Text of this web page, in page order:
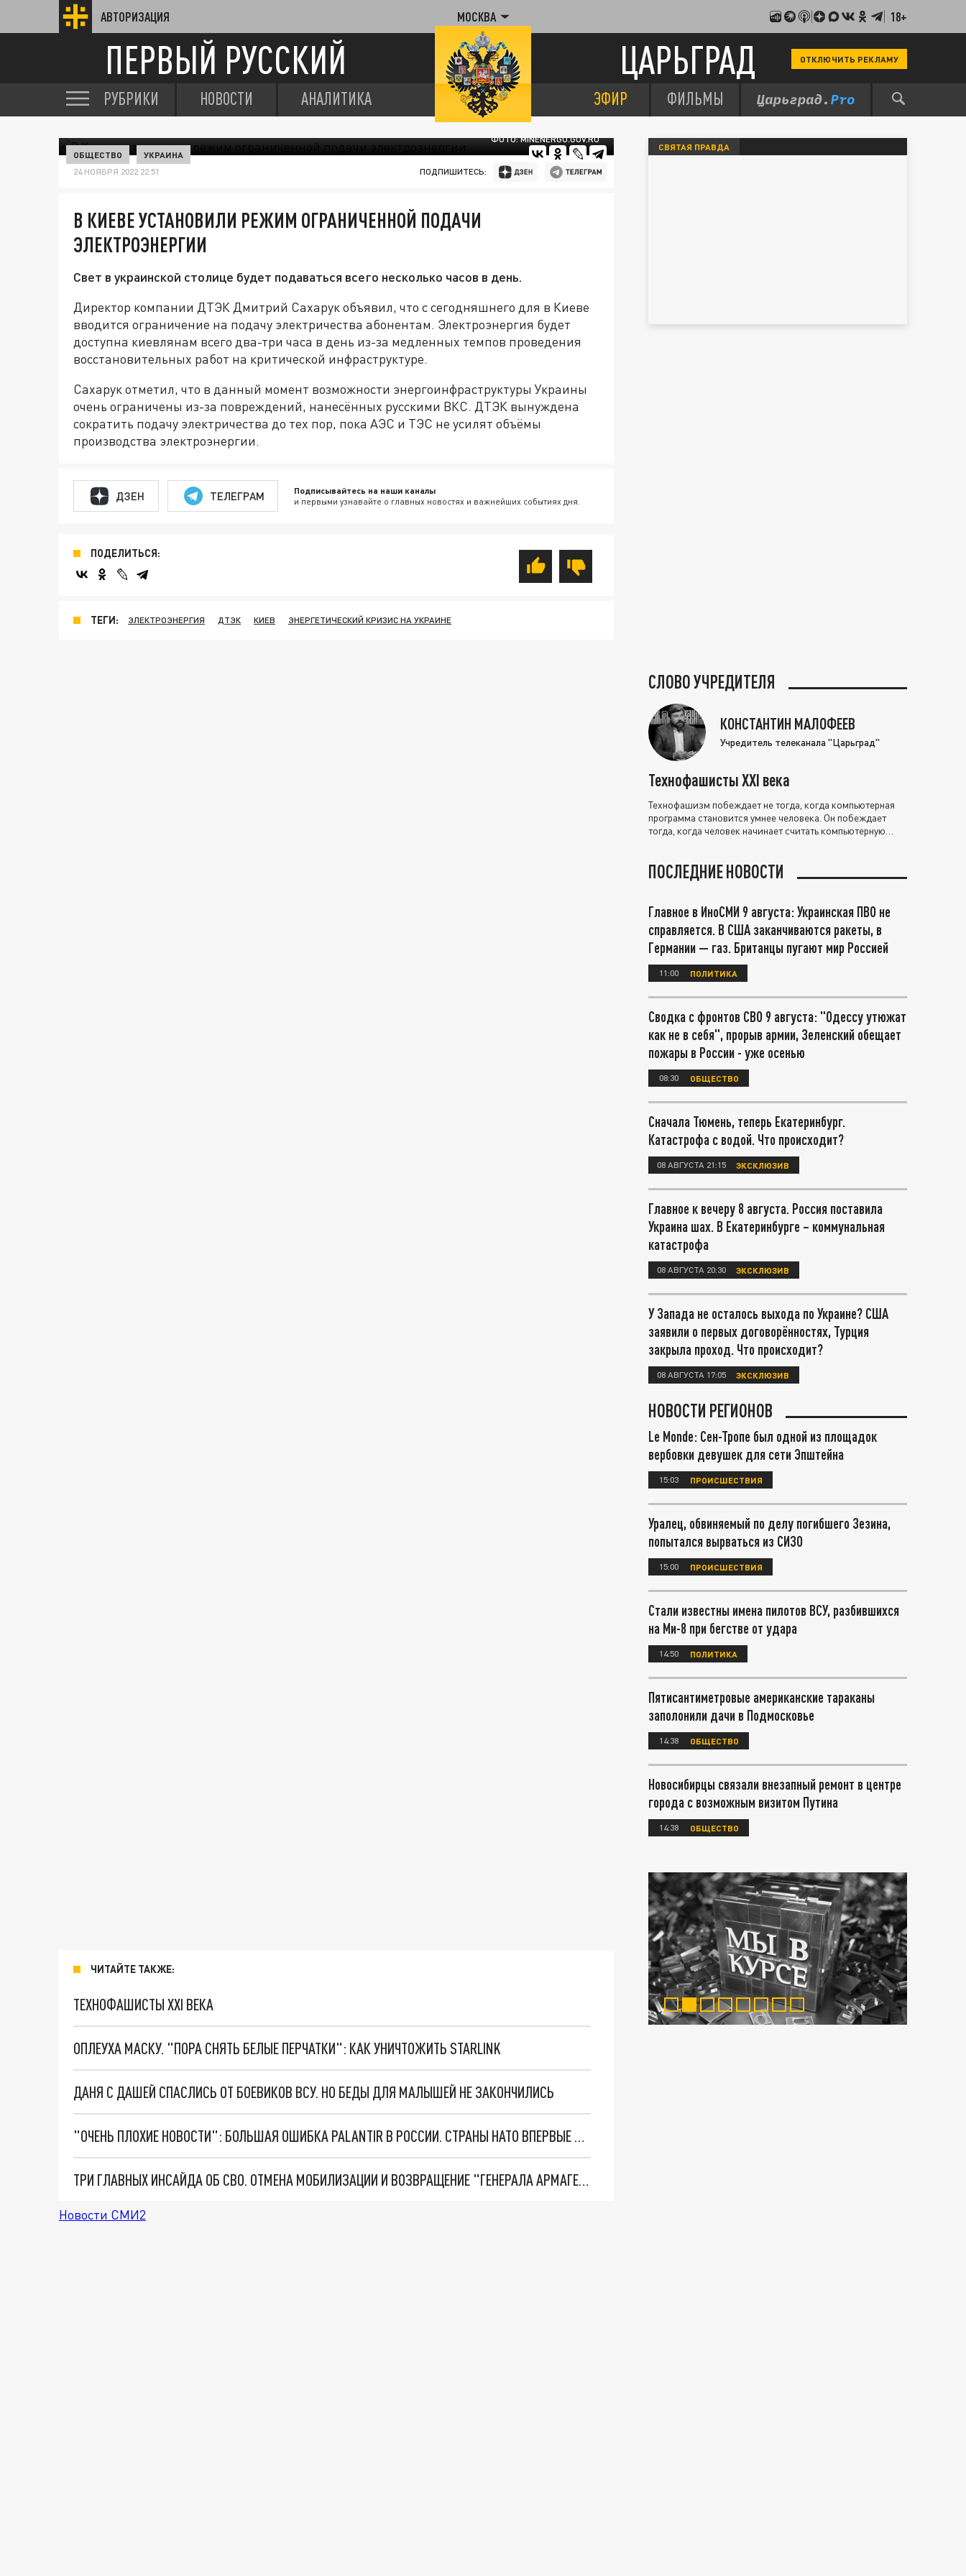
АВТОРИЗАЦИЯ МОСКВА 18+
ПЕРВЫЙ РУССКИЙ ЦАРЬГРАД ОТКЛЮЧИТЬ РЕКЛАМУ
РУБРИКИ НОВОСТИ АНАЛИТИКА ЭФИР ФИЛЬМЫ
ФОТО: MINENERGO.GOV.RU
ОБЩЕСТВО УКРАИНА
24 НОЯБРЯ 2022 22:51 ПОДПИШИТЕСЬ:
В КИЕВЕ УСТАНОВИЛИ РЕЖИМ ОГРАНИЧЕННОЙ ПОДАЧИ
ЭЛЕКТРОЭНЕРГИИ
Свет в украинской столице будет подаваться всего несколько часов в день.
Директор компании ДТЭК Дмитрий Сахарук объявил, что с сегодняшнего для в Киеве
вводится ограничение на подачу электричества абонентам. Электроэнергия будет
доступна киевлянам всего два-три часа в день из-за медленных темпов проведения
восстановительных работ на критической инфраструктуре.
Сахарук отметил, что в данный момент возможности энергоинфраструктуры Украины
очень ограничены из-за повреждений, нанесённых русскими ВКС. ДТЭК вынуждена
сократить подачу электричества до тех пор, пока АЭС и ТЭС не усилят объёмы
производства электроэнергии.
ДЗЕН ТЕЛЕГРАМ Подписывайтесь на наши каналы
и первыми узнавайте о главных новостях и важнейших событиях дня.
ПОДЕЛИТЬСЯ:
ТЕГИ: ЭЛЕКТРОЭНЕРГИЯ ДТЭК КИЕВ ЭНЕРГЕТИЧЕСКИЙ КРИЗИС НА УКРАИНЕ
ЧИТАЙТЕ ТАКЖЕ:
ТЕХНОФАШИСТЫ XXI ВЕКА
ОПЛЕУХА МАСКУ. "ПОРА СНЯТЬ БЕЛЫЕ ПЕРЧАТКИ": КАК УНИЧТОЖИТЬ STARLINK
ДАНЯ С ДАШЕЙ СПАСЛИСЬ ОТ БОЕВИКОВ ВСУ. НО БЕДЫ ДЛЯ МАЛЫШЕЙ НЕ ЗАКОНЧИЛИСЬ
"ОЧЕНЬ ПЛОХИЕ НОВОСТИ": БОЛЬШАЯ ОШИБКА PALANTIR В РОССИИ. СТРАНЫ НАТО ВПЕРВЫЕ ЗА СВО ОСТАНОВИЛИ ПОСТАВКИ ОРУЖИЯ. ВСУ ТЕРЯЮТ ПРИГРАНИЧЬЕ?
ТРИ ГЛАВНЫХ ИНСАЙДА ОБ СВО. ОТМЕНА МОБИЛИЗАЦИИ И ВОЗВРАЩЕНИЕ "ГЕНЕРАЛА АРМАГЕДДОНА"? ОТЛИЧНЫЕ НОВОСТИ, КОТОРЫЕ ЖДАЛИ ВСЕ
Новости СМИ2
СВЯТАЯ ПРАВДА
СЛОВО УЧРЕДИТЕЛЯ
КОНСТАНТИН МАЛОФЕЕВ
Учредитель телеканала "Царьград"
Технофашисты XXI века
Технофашизм побеждает не тогда, когда компьютерная
программа становится умнее человека. Он побеждает
тогда, когда человек начинает считать компьютерную
ПОСЛЕДНИЕ НОВОСТИ
Главное в ИноСМИ 9 августа: Украинская ПВО не
справляется. В США заканчиваются ракеты, в
Германии — газ. Британцы пугают мир Россией
11:00 ПОЛИТИКА
Сводка с фронтов СВО 9 августа: "Одессу утюжат
как не в себя", прорыв армии, Зеленский обещает
пожары в России - уже осенью
08:30 ОБЩЕСТВО
Сначала Тюмень, теперь Екатеринбург.
Катастрофа с водой. Что происходит?
08 АВГУСТА 21:15 ЭКСКЛЮЗИВ
Главное к вечеру 8 августа. Россия поставила
Украина шах. В Екатеринбурге – коммунальная
катастрофа
08 АВГУСТА 20:30 ЭКСКЛЮЗИВ
У Запада не осталось выхода по Украине? США
заявили о первых договорённостях, Турция
закрыла проход. Что происходит?
08 АВГУСТА 17:05 ЭКСКЛЮЗИВ
НОВОСТИ РЕГИОНОВ
Le Monde: Сен-Тропе был одной из площадок
вербовки девушек для сети Эпштейна
15:03 ПРОИСШЕСТВИЯ
Уралец, обвиняемый по делу погибшего Зезина,
попытался вырваться из СИЗО
15:00 ПРОИСШЕСТВИЯ
Стали известны имена пилотов ВСУ, разбившихся
на Ми-8 при бегстве от удара
14:50 ПОЛИТИКА
Пятисантиметровые американские тараканы
заполонили дачи в Подмосковье
14:38 ОБЩЕСТВО
Новосибирцы связали внезапный ремонт в центре
города с возможным визитом Путина
14:38 ОБЩЕСТВО